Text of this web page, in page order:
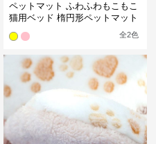
ペットマット ふわふわもこもこ
猫用ベッド 楕円形ペットマット
全2色